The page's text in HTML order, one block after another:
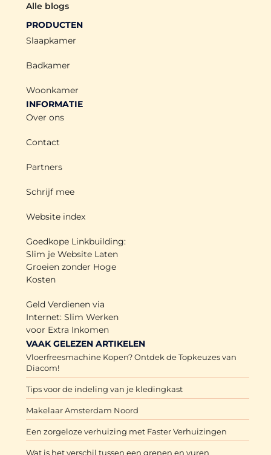
Alle blogs
PRODUCTEN
Slaapkamer
Badkamer
Woonkamer
INFORMATIE
Over ons
Contact
Partners
Schrijf mee
Website index
Goedkope Linkbuilding:
Slim je Website Laten
Groeien zonder Hoge
Kosten
Geld Verdienen via
Internet: Slim Werken
voor Extra Inkomen
VAAK GELEZEN ARTIKELEN
Vloerfreesmachine Kopen? Ontdek de Topkeuzes van
Diacom!
Tips voor de indeling van je kledingkast
Makelaar Amsterdam Noord
Een zorgeloze verhuizing met Faster Verhuizingen
Wat is het verschil tussen een grenen en vuren